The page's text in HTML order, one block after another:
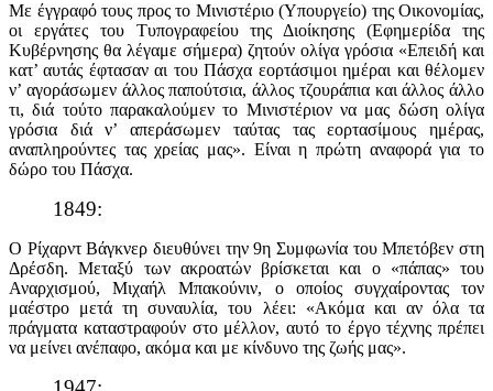
Με έγγραφό τους προς το Μινιστέριο (Υπουργείο) της Οικονομίας,
οι εργάτες του Τυπογραφείου της Διοίκησης (Εφημερίδα της
Κυβέρνησης θα λέγαμε σήμερα) ζητούν ολίγα γρόσια «Επειδή και
κατ’ αυτάς έφτασαν αι του Πάσχα εορτάσιμοι ημέραι και θέλομεν
ν’ αγοράσωμεν άλλος παπούτσια, άλλος τζουράπια και άλλος άλλο
τι, διά τούτο παρακαλούμεν το Μινιστέριον να μας δώση ολίγα
γρόσια διά ν’ απεράσωμεν ταύτας τας εορτασίμους ημέρας,
αναπληρούντες τας χρείας μας». Είναι η πρώτη αναφορά για το
δώρο του Πάσχα.
1849:
Ο Ρίχαρντ Βάγκνερ διευθύνει την 9η Συμφωνία του Μπετόβεν στη
Δρέσδη. Μεταξύ των ακροατών βρίσκεται και ο «πάπας» του
Αναρχισμού, Μιχαήλ Μπακούνιν, ο οποίος συγχαίροντας τον
μαέστρο μετά τη συναυλία, του λέει: «Ακόμα και αν όλα τα
πράγματα καταστραφούν στο μέλλον, αυτό το έργο τέχνης πρέπει
να μείνει ανέπαφο, ακόμα και με κίνδυνο της ζωής μας».